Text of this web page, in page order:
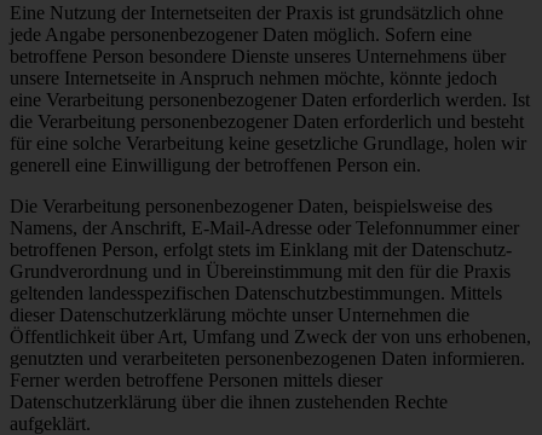
Eine Nutzung der Internetseiten der Praxis ist grundsätzlich ohne
jede Angabe personenbezogener Daten möglich. Sofern eine
betroffene Person besondere Dienste unseres Unternehmens über
unsere Internetseite in Anspruch nehmen möchte, könnte jedoch
eine Verarbeitung personenbezogener Daten erforderlich werden. Ist
die Verarbeitung personenbezogener Daten erforderlich und besteht
für eine solche Verarbeitung keine gesetzliche Grundlage, holen wir
generell eine Einwilligung der betroffenen Person ein.
Die Verarbeitung personenbezogener Daten, beispielsweise des
Namens, der Anschrift, E-Mail-Adresse oder Telefonnummer einer
betroffenen Person, erfolgt stets im Einklang mit der Datenschutz-
Grundverordnung und in Übereinstimmung mit den für die Praxis
geltenden landesspezifischen Datenschutzbestimmungen. Mittels
dieser Datenschutzerklärung möchte unser Unternehmen die
Öffentlichkeit über Art, Umfang und Zweck der von uns erhobenen,
genutzten und verarbeiteten personenbezogenen Daten informieren.
Ferner werden betroffene Personen mittels dieser
Datenschutzerklärung über die ihnen zustehenden Rechte
aufgeklärt.